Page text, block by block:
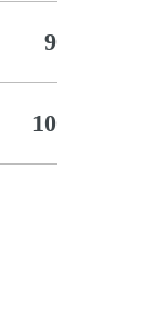
9
10